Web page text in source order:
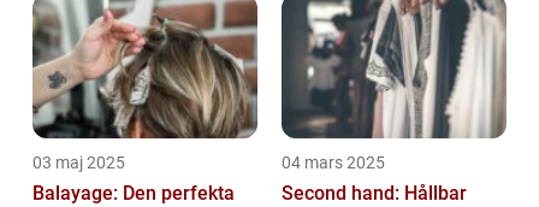
03 maj 2025
Balayage: Den perfekta
04 mars 2025
Second hand: Hållbar